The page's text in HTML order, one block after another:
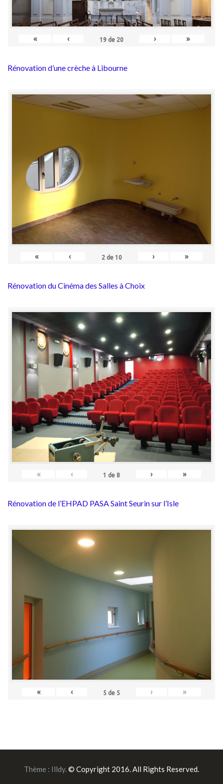
« ‹ 19 de 20 › »
Rénovation d’une crèche à Libourne
« ‹ 2de 10 › »
Rénovation du Cinéma des Salles à Choix
« ‹ 1 de 8 › »
Rénovation de l’EHPAD PASA Saint Seurin sur l’Isle
« ‹ 5 de 5 › »
Thème : Illdy.© Copyright 2016. All Rights Reserved.